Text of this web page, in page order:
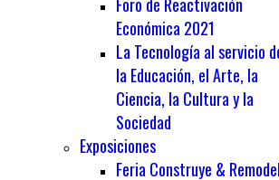
Económica 2021
La Tecnología al servicio
la Educación, el Arte, la
Ciencia, la Cultura y la
Sociedad
Exposiciones
Feria Construye &